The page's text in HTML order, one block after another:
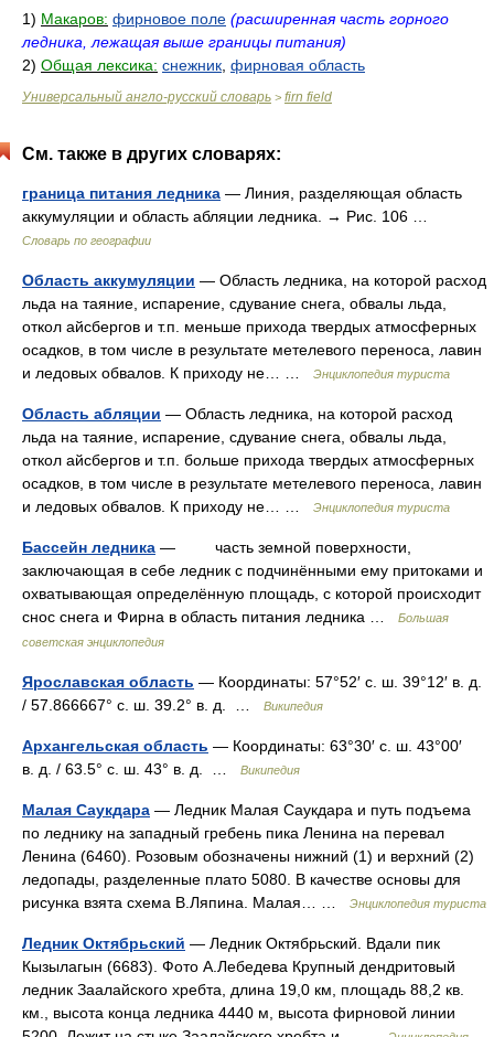
1) Макаров: фирновое поле (расширенная часть горного
ледника, лежащая выше границы питания)
2) Общая лексика: снежник фирновая область
Универсальный англо-русский словарь > firn field
См. также в других словарях:
граница питания ледника — Линия, разделяющая область
аккумуляции и область абляции ледника. → Рис. 106 …
Словарь по географии
Область аккумуляции — Область ледника, на которой расход
льда на таяние, испарение, сдувание снега, обвалы льда,
откол айсбергов и т.п. меньше прихода твердых атмосферных
осадков, в том числе в результате метелевого переноса, лавин
и ледовых обвалов. К приходу не… …
Энциклопедия туриста
Область абляции — Область ледника, на которой расход
льда на таяние, испарение, сдувание снега, обвалы льда,
откол айсбергов и т.п. больше прихода твердых атмосферных
осадков, в том числе в результате метелевого переноса, лавин
и ледовых обвалов. К приходу не… …
Энциклопедия туриста
Бассейн ледника — часть земной поверхности,
заключающая в себе ледник с подчинёнными ему притоками и
охватывающая определённую площадь, с которой происходит
снос снега и Фирна в область питания ледника …
Большая
советская энциклопедия
Ярославская область — Координаты: 57°52′ с. ш. 39°12′ в. д.
/ 57.866667° с. ш. 39.2° в. д. …
Википедия
Архангельская область — Координаты: 63°30′ с. ш. 43°00′
в. д. / 63.5° с. ш. 43° в. д. …
Википедия
Малая Саукдара — Ледник Малая Саукдара и путь подъема
по леднику на западный гребень пика Ленина на перевал
Ленина (6460). Розовым обозначены нижний (1) и верхний (2)
ледопады, разделенные плато 5080. В качестве основы для
рисунка взята схема В.Ляпина. Малая… …
Энциклопедия туриста
Ледник Октябрьский — Ледник Октябрьский. Вдали пик
Кызылагын (6683). Фото А.Лебедева Крупный дендритовый
ледник Заалайского хребта, длина 19,0 км, площадь 88,2 кв.
км., высота конца ледника 4440 м, высота фирновой линии